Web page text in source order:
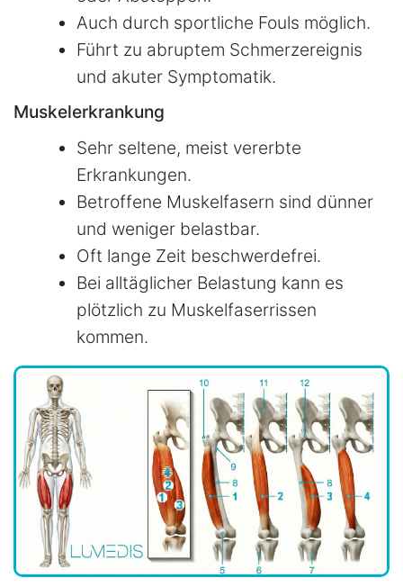
Auch durch sportliche Fouls möglich.
Führt zu abruptem Schmerzereignis
und akuter Symptomatik.
Muskelerkrankung
Sehr seltene, meist vererbte
Erkrankungen.
Betroffene Muskelfasern sind dünner
und weniger belastbar.
Oft lange Zeit beschwerdefrei.
Bei alltäglicher Belastung kann es
plötzlich zu Muskelfaserrissen
kommen.